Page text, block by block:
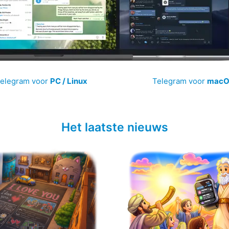
voor PC / Linux Telegram voor
Het laatste nieuws